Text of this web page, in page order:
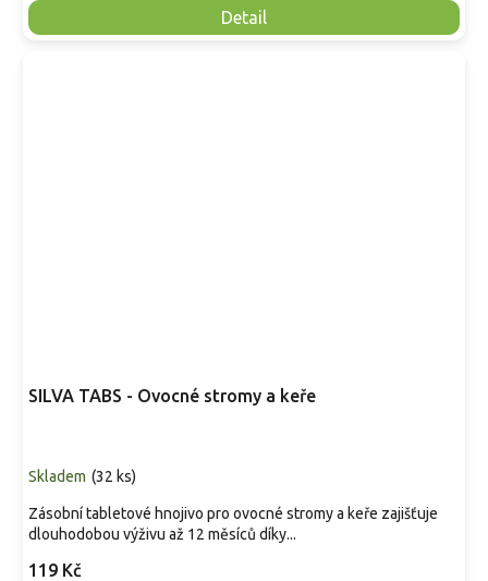
Detail
SILVA TABS - Ovocné stromy a keře
Skladem (32 ks)
119 Kč
Zásobní tabletové hnojivo pro ovocné stromy a keře zajišťuje
dlouhodobou výživu až 12 měsíců díky...